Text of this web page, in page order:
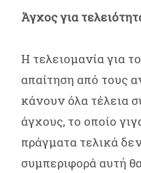
Άγχος για
Η τελειομανία για
απαίτηση από τους
κάνουν όλα τέλεια
άγχους, το οποίο
πράγματα τελικά
συμπεριφορά αυτή